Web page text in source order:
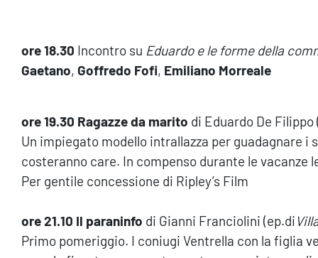
ore 18.30 Incontro su Eduardo e le forme della
Gaetano, Goffredo Fofi, Emiliano Morreale
ore 19.30 Ragazze da marito di Eduardo De Filippo
Un impiegato modello intrallazza per guadagnare i
costeranno care. In compenso durante le
Per gentile concessione di Ripley’s Film
ore 21.10 Il paraninfo di Gianni Franciolini (ep.di
Primo pomeriggio. I coniugi Ventrella con la figlia